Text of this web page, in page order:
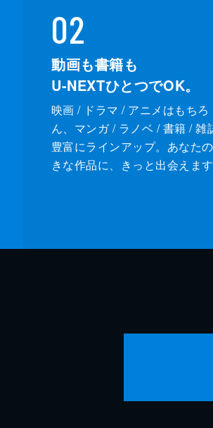
02
動画も書籍も
U-NEXTひとつでOK。
映画 / ドラマ / アニメはもちろ
ん、マンガ / ラノベ / 書籍 / 雑
豊富にラインアップ。あなた
きな作品に、きっと出会えます